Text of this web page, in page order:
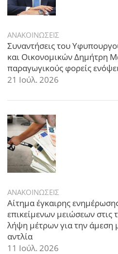
ΑΝΑΚΟΙΝΩΣΕΙΣ
Συναντήσεις του
και Οικονομικών Δημήτρη
παραγωγικούς φορείς
21 Ιούλ. 2026
ΑΝΑΚΟΙΝΩΣΕΙΣ
Αίτημα έγκαιρης
επικείμενων μειώσεων στις
λήψη μέτρων για την άμεση
αντλία
11 Ιούλ. 2026